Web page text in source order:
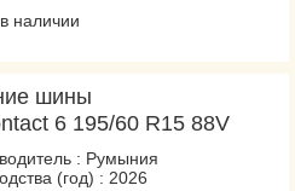
наличии
шины
6 195/60 R15 88V
: Румыния
(год) : 2026